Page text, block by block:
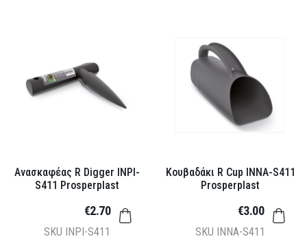
Ανασκαφέας R Digger INPI-
S411 Prosperplast
SKU INPI-S411
€2.70
Κουβαδάκι R Cup INNA-S411
Prosperplast
SKU INNA-S411
€3.00